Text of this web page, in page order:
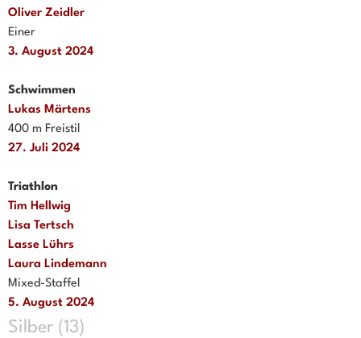
Oliver Zeidler
Einer
3. August 2024
Schwimmen
Lukas Märtens
400 m Freistil
27. Juli 2024
Triathlon
Tim Hellwig
Lisa Tertsch
Lasse Lührs
Laura Lindemann
Mixed-Staffel
5. August 2024
Silber (13)